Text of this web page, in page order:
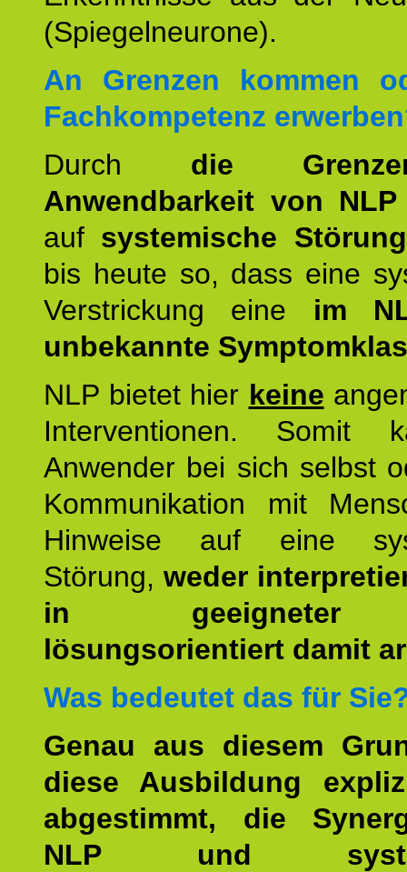
(Spiegelneurone).
An Grenzen kommen
Fachkompetenz
Durch die
Anwendbarkeit von NLP
auf systemische
bis heute so, dass eine
Verstrickung eine im
unbekannte
NLP bietet hier keine
Interventionen. Somit
Anwender bei sich selbst
Kommunikation mit
Hinweise auf eine
Störung, weder
in geeigneter
lösungsorientiert damit
Was bedeutet das für
Genau aus diesem
diese Ausbildung
abgestimmt, die
NLP und